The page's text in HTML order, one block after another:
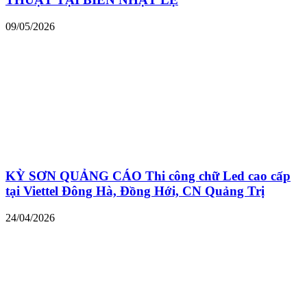
09/05/2026
KỲ SƠN QUẢNG CÁO Thi công chữ Led cao cấp
tại Viettel Đông Hà, Đồng Hới, CN Quảng Trị
24/04/2026